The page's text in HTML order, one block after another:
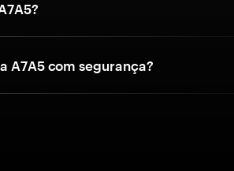
A7A5 com segurança?